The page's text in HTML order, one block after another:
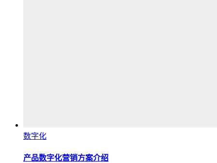
数字化
产品数字化营销方案介绍